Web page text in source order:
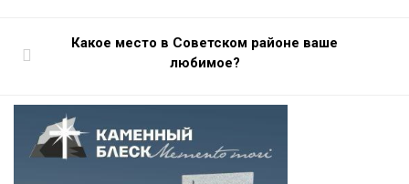
Какое место в Советском районе ваше
любимое?